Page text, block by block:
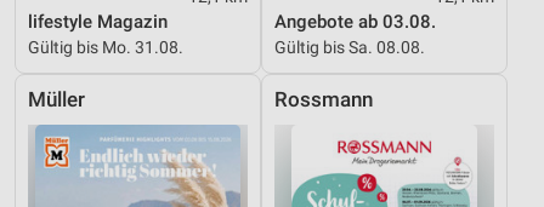
lifestyle Magazin
Gültig bis Mo. 31.08.
Angebote ab 03.08.
Gültig bis Sa. 08.08.
Müller Rossmann
Werbung